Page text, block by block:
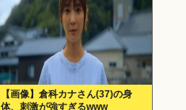
【画像】倉科カナさん(37)の身
体、刺激が強すぎるwww